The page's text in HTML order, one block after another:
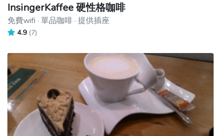
InsingerKaffee 硬性格咖啡
免費wifi · 單品咖啡 · 提供插座
4.9 (7)